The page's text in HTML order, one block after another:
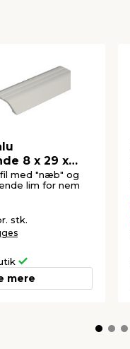
8 x 29 x
med "næb" og
lim for nem
stk.
mere